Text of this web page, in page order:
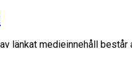
länkat medieinnehåll består